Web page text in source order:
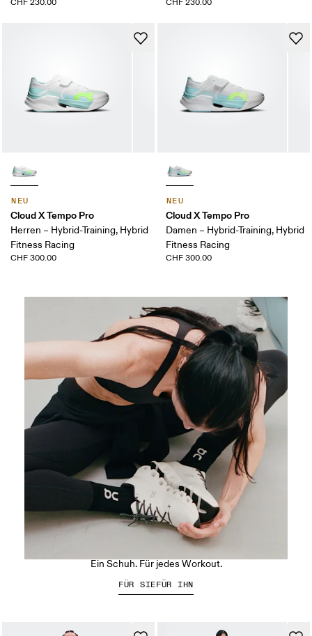
CHF 230.00 CHF 230.00
NEU
Cloud X Tempo Pro
Herren – Hybrid-Training, Hybrid
Fitness Racing
CHF 300.00
NEU
Cloud X Tempo Pro
Damen – Hybrid-Training, Hybrid
Fitness Racing
CHF 300.00
Der Cloud X 5
Ein Schuh. Für jedes Workout.
FÜR SIEFÜR IHN